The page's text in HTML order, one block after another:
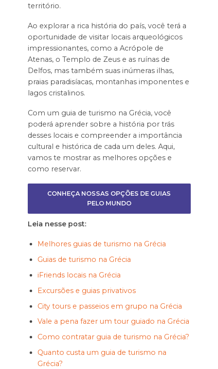
território.
Ao explorar a rica história do país, você terá a
oportunidade de visitar locais arqueológicos
impressionantes, como a Acrópole de
Atenas, o Templo de Zeus e as ruínas de
Delfos, mas também suas inúmeras ilhas,
praias paradisíacas, montanhas imponentes e
lagos cristalinos.
Com um guia de turismo na Grécia, você
poderá aprender sobre a história por trás
desses locais e compreender a importância
cultural e histórica de cada um deles. Aqui,
vamos te mostrar as melhores opções e
como reservar.
CONHEÇA NOSSAS OPÇÕES DE GUIAS
PELO MUNDO
Leia nesse post:
Melhores guias de turismo na Grécia
Guias de turismo na Grécia
iFriends locais na Grécia
Excursões e guias privativos
City tours e passeios em grupo na Grécia
Vale a pena fazer um tour guiado na Grécia
Como contratar guia de turismo na Grécia?
Quanto custa um guia de turismo na
Grécia?